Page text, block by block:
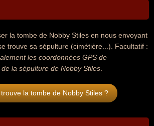
la tombe de Nobby Stiles en nous envoyant
trouve sa sépulture (cimétière...). Facultatif :
les coordonnées GPS de
la sépulture de Nobby Stiles
la tombe de Nobby Stiles ?